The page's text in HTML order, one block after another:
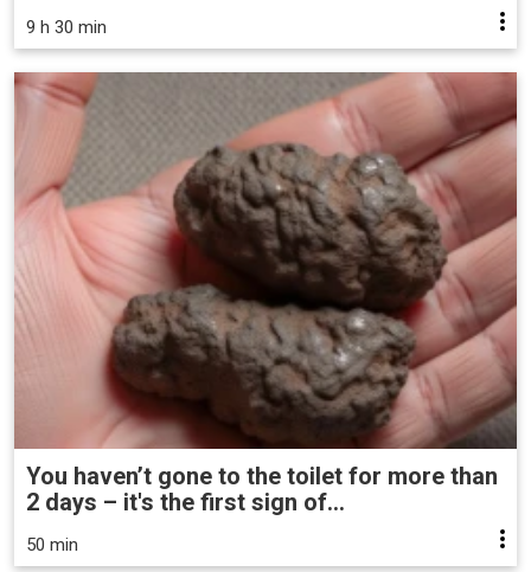
9 h 30 min
You haven’t gone to the toilet for more than
2 days – it's the first sign of...
50 min